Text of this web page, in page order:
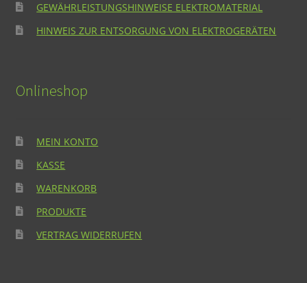
GEWÄHRLEISTUNGSHINWEISE ELEKTROMATERIAL
HINWEIS ZUR ENTSORGUNG VON ELEKTROGERÄTEN
Onlineshop
MEIN KONTO
KASSE
WARENKORB
PRODUKTE
VERTRAG WIDERRUFEN